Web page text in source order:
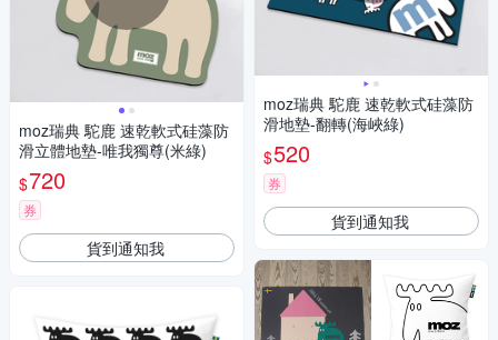
moz瑞典 駝鹿 速乾軟式硅藻防
滑立體地墊-唯我獨尊(米綠)
$720
券
貨到通知我
moz瑞典 駝鹿 速乾軟式硅藻防
滑地墊-翻轉(海峽綠)
$520
券
貨到通知我